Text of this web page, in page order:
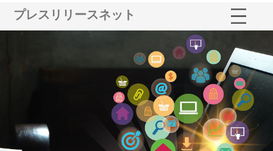
プレスリリースネット